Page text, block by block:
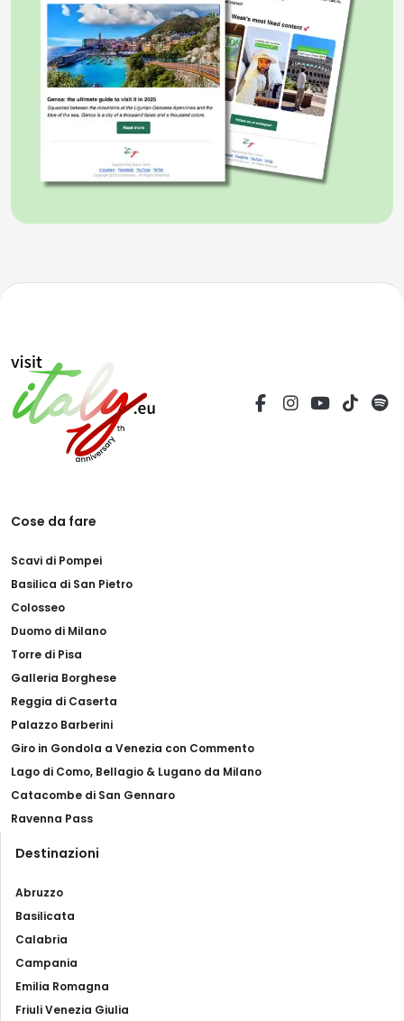
Cose da fare
Scavi di Pompei
Basilica di San Pietro
Colosseo
Duomo di Milano
Torre di Pisa
Galleria Borghese
Reggia di Caserta
Palazzo Barberini
Giro in Gondola a Venezia con Commento
Lago di Como, Bellagio & Lugano da Milano
Catacombe di San Gennaro
Ravenna Pass
Destinazioni
Abruzzo
Basilicata
Calabria
Campania
Emilia Romagna
Friuli Venezia Giulia